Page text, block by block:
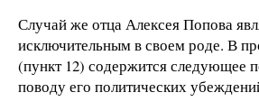
Случай же отца Алексея Попова
исключительным в своем роде. В
(пункт 12) содержится следующее
поводу его политических